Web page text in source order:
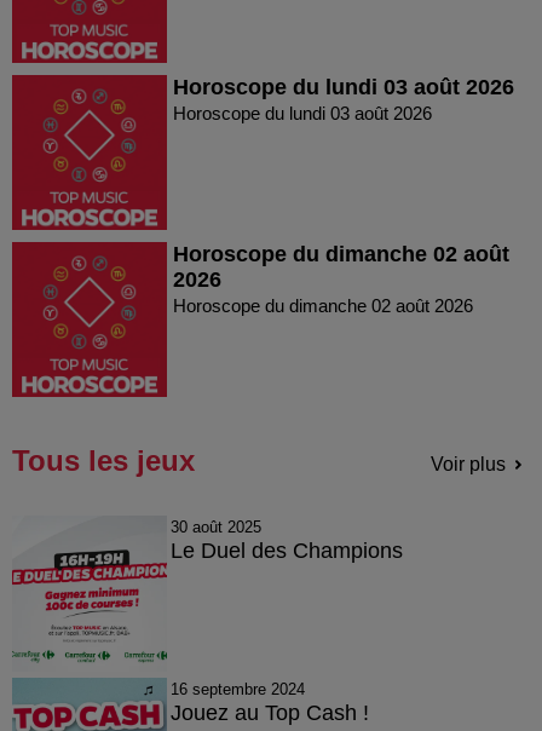
Horoscope du lundi 03 août 2026
Horoscope du lundi 03 août 2026
Horoscope du dimanche 02 août
2026
Horoscope du dimanche 02 août 2026
Tous les jeux Voir plus
30 août 2025
Le Duel des Champions
16 septembre 2024
Jouez au Top Cash !